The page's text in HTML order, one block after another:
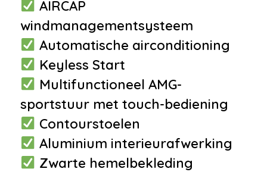
•Navigatiesysteem full map +
hard disk
•Radio
Interieur
•Achterbank neerklapbaar
•Airco met elektronische
regeling
•Aluminium interieur afwerking
AIRCAP
windmanagementsysteem
Automatische airconditioning
Keyless Start
Multifunctioneel AMG-
sportstuur met touch-bediening
Contourstoelen
Aluminium interieurafwerking
Zwarte hemelbekleding